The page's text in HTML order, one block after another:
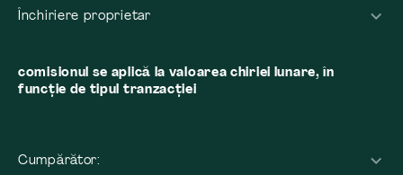
Închiriere proprietar
comisionul se aplică la valoarea chiriei lunare, în
funcție de tipul tranzacției
Cumpărător: